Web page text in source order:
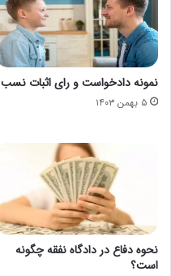
نمونه دادخواست و رای اثبات نسب
۵ بهمن ۱۴۰۳
نحوه دفاع در دادگاه نفقه چگونه
است؟